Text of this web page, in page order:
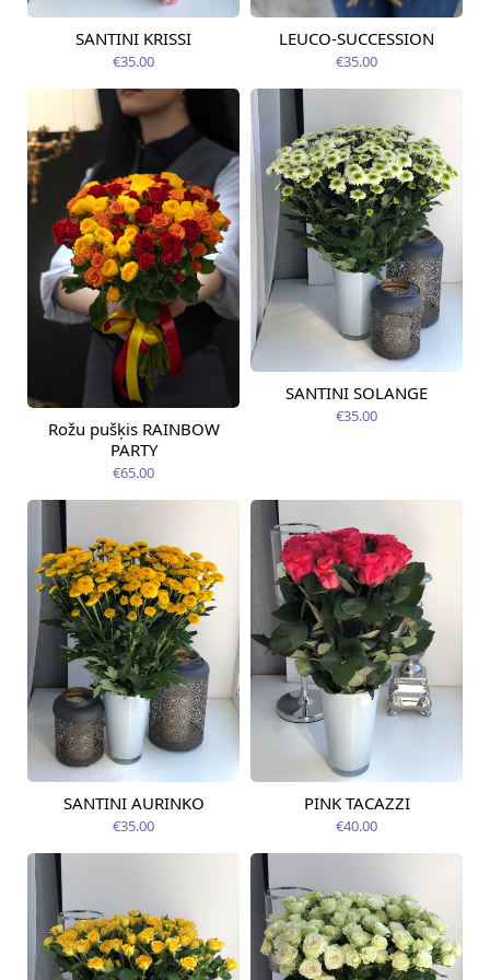
Pieejama no
SANTINI KRISSI
€35.00
Pieejams šodien
LEUCO-SUCCESSION
€35.00
Pieejams šodien
Rožu pušķis RAINBOW
PARTY
€65.00
Pieejama no
SANTINI SOLANGE
€35.00
Pieejams šodien
SANTINI AURINKO
€35.00
Pieejams šodien
PINK TACAZZI
€40.00